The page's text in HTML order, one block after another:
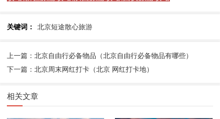
关键词： 北京短途散心旅游
上一篇：北京自由行必备物品（北京自由行必备物品有哪些）
下一篇：北京周末网红打卡（北京 网红打卡地）
相关文章